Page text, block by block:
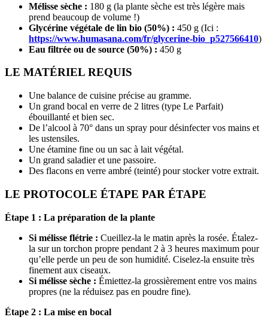
Mélisse sèche : 180 g (la plante sèche est très légère mais
prend beaucoup de volume !)
Glycérine végétale de lin bio (50%) : 450 g (Ici :
https://www.humasana.com/fr/glycerine-bio_p527566410)
Eau filtrée ou de source (50%) : 450 g
LE MATÉRIEL REQUIS
Une balance de cuisine précise au gramme.
Un grand bocal en verre de 2 litres (type Le Parfait)
ébouillanté et bien sec.
De l’alcool à 70° dans un spray pour désinfecter vos mains et
les ustensiles.
Une étamine fine ou un sac à lait végétal.
Un grand saladier et une passoire.
Des flacons en verre ambré (teinté) pour stocker votre extrait.
LE PROTOCOLE ÉTAPE PAR ÉTAPE
Étape 1 : La préparation de la plante
Si mélisse flétrie : Cueillez-la le matin après la rosée. Étalez-
la sur un torchon propre pendant 2 à 3 heures maximum pour
qu’elle perde un peu de son humidité. Ciselez-la ensuite très
finement aux ciseaux.
Si mélisse sèche : Émiettez-la grossièrement entre vos mains
propres (ne la réduisez pas en poudre fine).
Étape 2 : La mise en bocal